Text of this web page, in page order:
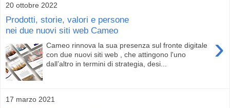
20 ottobre 2022
Prodotti, storie, valori e persone
nei due nuovi siti web Cameo
›
Cameo rinnova la sua presenza sul fronte digitale
con due nuovi siti web , che attingono l'uno
dall’altro in termini di strategia, desi...
17 marzo 2021